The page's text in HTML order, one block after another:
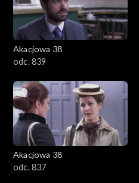
Akacjowa 38
odc. 839
Akacjowa 38
odc. 837